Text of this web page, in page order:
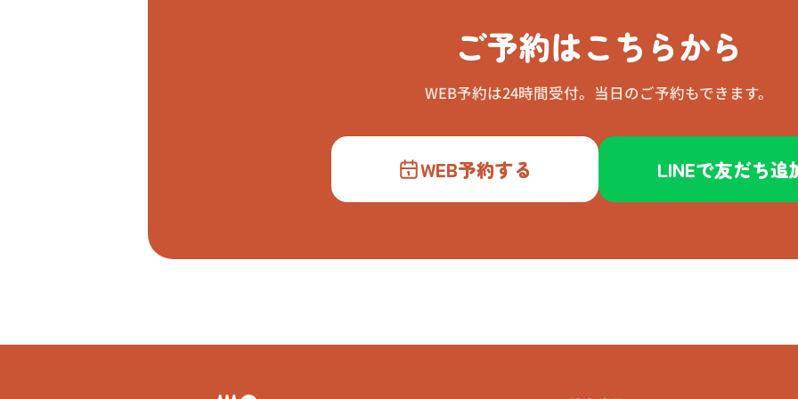
ご予約はこちらから
WEB予約は24時間受付。当日のご予約もできます。
WEB予約する LINEで友だち追